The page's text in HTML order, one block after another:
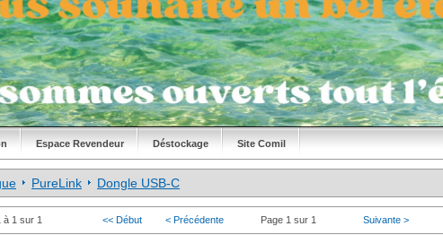
Espace Revendeur Déstockage Site Comil
PureLink Dongle USB-C
à 1 sur 1 << Début < Précédente Page 1 sur 1 Suivante >